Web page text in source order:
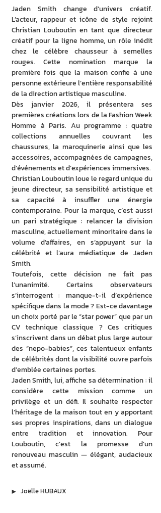
Jaden Smith change d’univers créatif.
L’acteur, rappeur et icône de style rejoint
Christian Louboutin en tant que directeur
créatif pour la ligne homme, un rôle inédit
chez le célèbre chausseur à semelles
rouges. Cette nomination marque la
première fois que la maison confie à une
personne extérieure l’entière responsabilité
de la direction artistique masculine.
Dès janvier 2026, il présentera ses
premières créations lors de la Fashion Week
Homme à Paris. Au programme : quatre
collections annuelles couvrant les
chaussures, la maroquinerie ainsi que les
accessoires, accompagnées de campagnes,
d’événements et d’expériences immersives.
Christian Louboutin loue le regard unique du
jeune directeur, sa sensibilité artistique et
sa capacité à insuffler une énergie
contemporaine. Pour la marque, c’est aussi
un pari stratégique : relancer la division
masculine, actuellement minoritaire dans le
volume d’affaires, en s’appuyant sur la
célébrité et l’aura médiatique de Jaden
Smith.
Toutefois, cette décision ne fait pas
l’unanimité. Certains observateurs
s’interrogent : manque-t-il d’expérience
spécifique dans la mode ? Est-ce davantage
un choix porté par le “star power” que par un
CV technique classique ? Ces critiques
s’inscrivent dans un débat plus large autour
des “nepo-babies”, ces talentueux enfants
de célébrités dont la visibilité ouvre parfois
d’emblée certaines portes.
Jaden Smith, lui, affiche sa détermination : il
considère cette mission comme un
privilège et un défi. Il souhaite respecter
l’héritage de la maison tout en y apportant
ses propres inspirations, dans un dialogue
entre tradition et innovation. Pour
Louboutin, c’est la promesse d’un
renouveau masculin — élégant, audacieux
et assumé.
▶︎ Joëlle HUBAUX